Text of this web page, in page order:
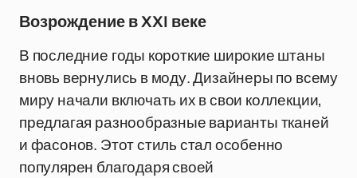
Возрождение в XXI веке
В последние годы короткие широкие штаны
вновь вернулись в моду. Дизайнеры по всему
миру начали включать их в свои коллекции,
предлагая разнообразные варианты тканей
и фасонов. Этот стиль стал особенно
популярен благодаря своей